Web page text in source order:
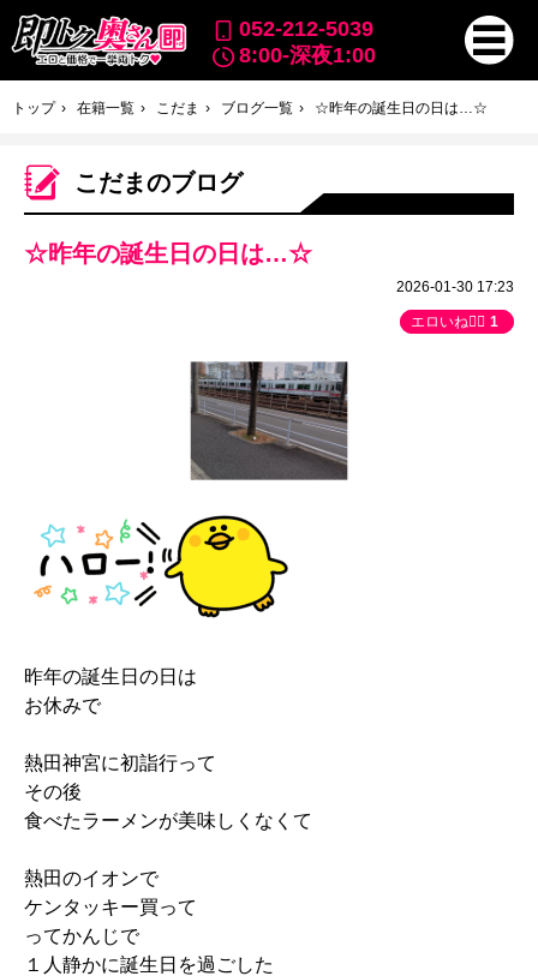
052-212-5039
8:00-深夜1:00
トップ 在籍一覧 こだま ブログ一覧 ☆昨年の誕生日の日は…☆
こだまのブログ
☆昨年の誕生日の日は…☆
2026-01-30 17:23
エロいね👍🏻 1
昨年の誕生日の日は
お休みで
熱田神宮に初詣行って
その後
食べたラーメンが美味しくなくて
熱田のイオンで
ケンタッキー買って
ってかんじで
１人静かに誕生日を過ごした